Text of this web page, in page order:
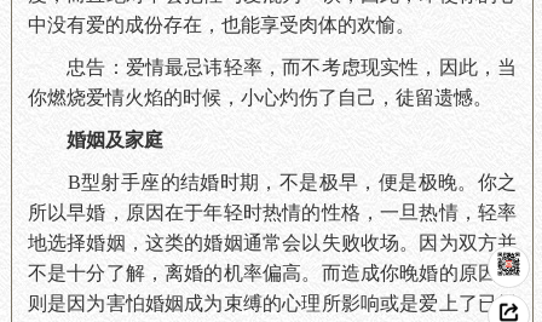
中没有爱的成份存在，也能享受肉体的欢愉。
忠告：爱情最忌讳轻率，而不考虑现实性，因此，当
你燃烧爱情火焰的时候，小心灼伤了自己，徒留遗憾。
婚姻及家庭
B型射手座的结婚时期，不是极早，便是极晚。你之
所以早婚，原因在于年轻时热情的性格，一旦热情，轻率
地选择婚姻，这类的婚姻通常会以失败收场。因为双方并
不是十分了解，离婚的机率偏高。而造成你晚婚的原因，
则是因为害怕婚姻成为束缚的心理所影响或是爱上了已婚